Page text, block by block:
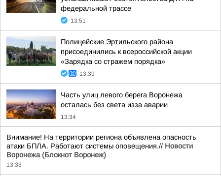
федеральной трассе
13:51
Полицейские Эртильского района
присоединились к всероссийской акции
«Зарядка со стражем порядка»
13:39
Часть улиц левого берега Воронежа
осталась без света изза аварии
13:34
Внимание! На территории региона объявлена опасность
атаки БПЛА. Работают системы оповещения.// Новости
Воронежа (Блокнот Воронеж)
13:33